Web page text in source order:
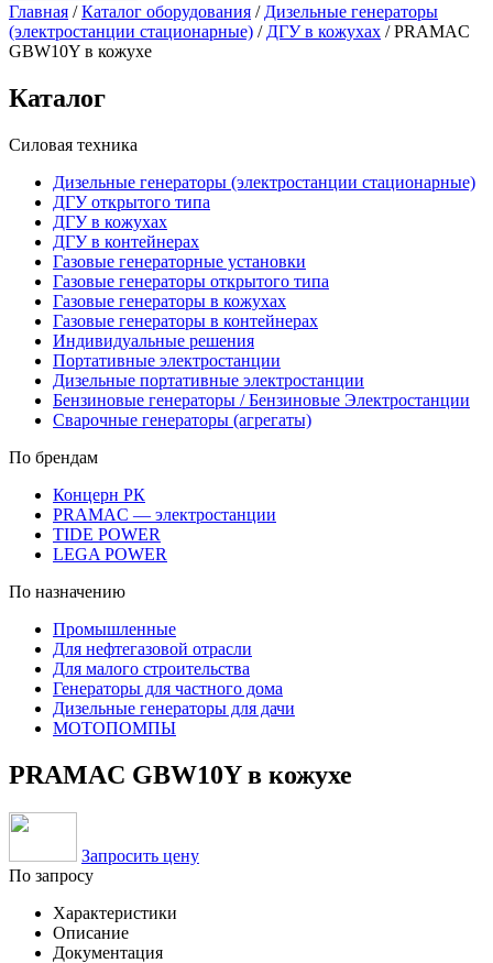
Главная /Каталог оборудования / Дизельные генераторы
(электростанции стационарные) / ДГУ в кожухах /PRAMAC
GBW10Y в кожухе
Каталог
Силовая техника
Дизельные генераторы (электростанции стационарные)
ДГУ открытого типа
ДГУ в кожухах
ДГУ в контейнерах
Газовые генераторные установки
Газовые генераторы открытого типа
Газовые генераторы в кожухах
Газовые генераторы в контейнерах
Индивидуальные решения
Портативные электростанции
Дизельные портативные электростанции
Бензиновые генераторы / Бензиновые Электростанции
Сварочные генераторы (агрегаты)
По брендам
Концерн РК
PRAMAC — электростанции
TIDE POWER
LEGA POWER
По назначению
Промышленные
Для нефтегазовой отрасли
Для малого строительства
Генераторы для частного дома
Дизельные генераторы для дачи
МОТОПОМПЫ
PRAMAC GBW10Y в кожухе
Запросить цену
По запросу
Характеристики
Описание
Документация